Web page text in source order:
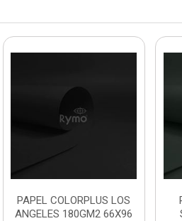
PAPEL COLORPLUS LOS
ANGELES 180GM2 66X96